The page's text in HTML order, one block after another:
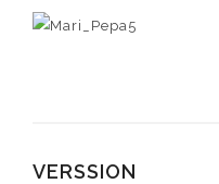
VERSSION